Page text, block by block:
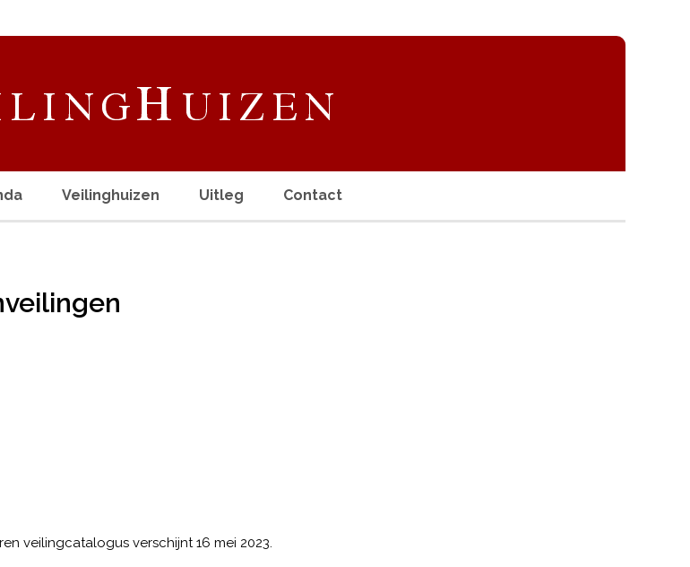
Veilinghuizen Uitleg Contact
veilingcatalogus verschijnt 16 mei 2023.